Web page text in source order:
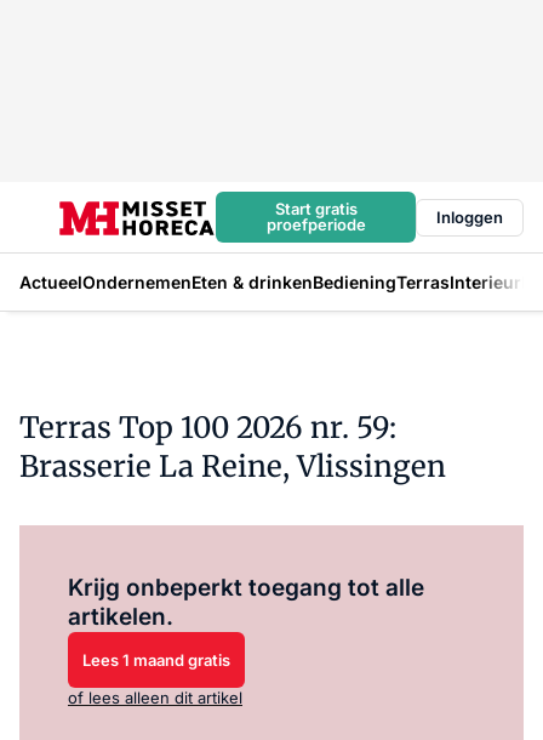
Start gratis
proefperiode
Inloggen
ActueelOndernemenEten & drinkenBedieningTerrasInterieur
Terras Top 100 2026 nr. 59:
Brasserie La Reine, Vlissingen
Krijg onbeperkt toegang tot alle
artikelen.
Lees 1 maand gratis
of lees alleen dit artikel